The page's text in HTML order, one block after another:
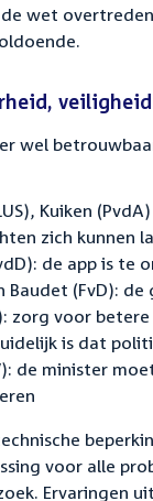
wet
wel
Kuiken
zich kunnen
de app is
Baudet (FvD):
zorg voor
is dat
de minister
voor alle
Ervaringen